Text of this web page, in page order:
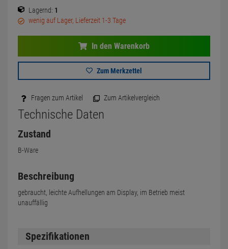
Lagernd: 1
wenig auf Lager, Lieferzeit 1-3 Tage
In den Warenkorb
Zum Merkzettel
Fragen zum Artikel Zum Artikelvergleich
Technische Daten
Zustand
B-Ware
Beschreibung
gebraucht, leichte Aufhellungen am Display, im Betrieb meist
unauffällig
Spezifikationen